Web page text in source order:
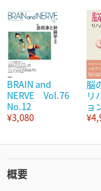
BRAIN and
NERVE Vol.76
No.12
¥3,080
脳
リ
ョ
概要